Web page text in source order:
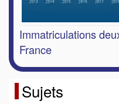
Immatriculations
France
Sujets